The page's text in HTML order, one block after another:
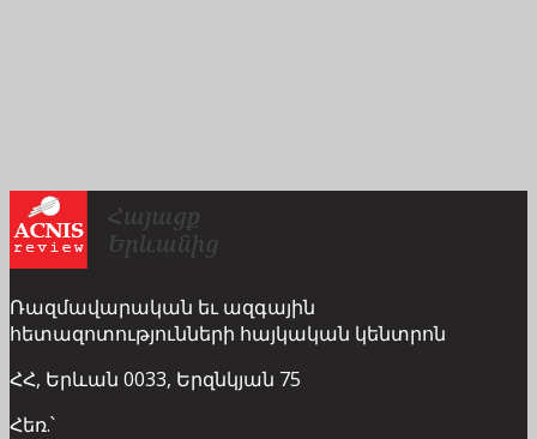
Ռազմավարական եւ ազգային
հետազոտությունների հայկական կենտրոն
ՀՀ, Երևան 0033, Երզնկյան 75
Հեռ.՝